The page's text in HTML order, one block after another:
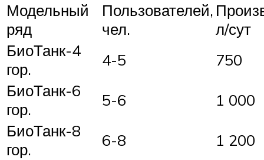
Модельный
ряд
Пользователей,
чел.
л/сут
БиоТанк-4
гор.
4-5
750
БиоТанк-6
гор.
5-6
1 000
БиоТанк-8
гор.
6-8
1 200